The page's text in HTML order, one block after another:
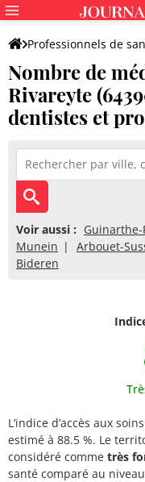
Professionnels de
Osserain-Rivareyte
Nombre de
Rivareyte
dentistes et
Voir aussi :
Munein
Arbouet-
Bideren
L’indice d’accès aux
estimé à 88.5 %. Le
considéré comme très
santé comparé au